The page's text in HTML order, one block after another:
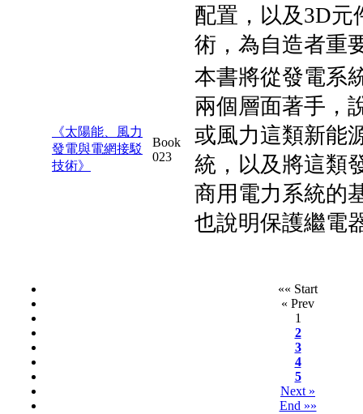
配置，以及3D元
術，為自造者重
《太陽能、風力
發電與電網接駁
技術》
Book
023
本書將從發電系
兩個層面著手，
或風力這類新能
統，以及將這類
商用電力系統的
也說明保護繼電
«« Start
« Prev
1
2
3
4
5
Next »
End »»